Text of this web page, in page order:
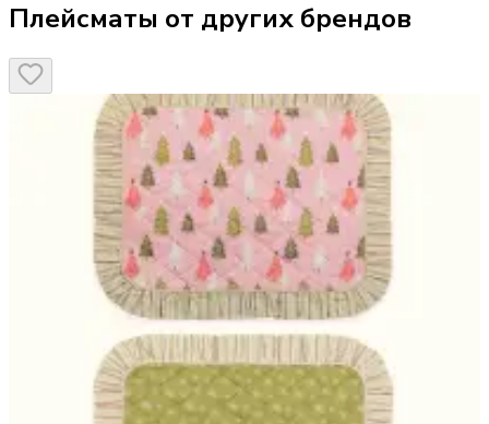
Плейсматы от других брендов